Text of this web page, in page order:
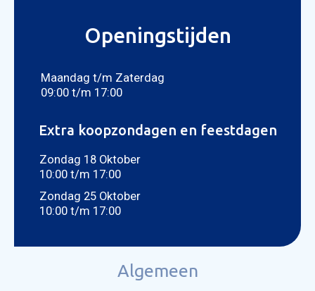
Openingstijden
Maandag t/m Zaterdag
09:00 t/m 17:00
Extra koopzondagen en feestdagen
Zondag 18 Oktober
10:00 t/m 17:00
Zondag 25 Oktober
10:00 t/m 17:00
Algemeen